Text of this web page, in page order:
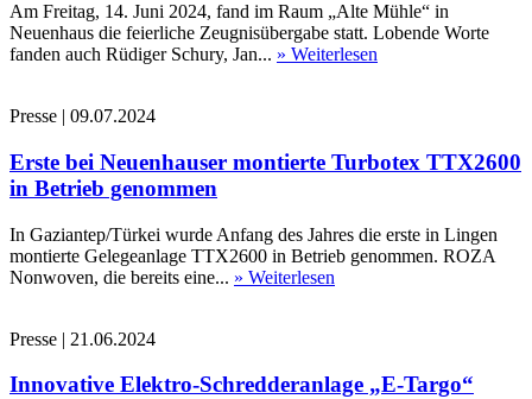
Am Freitag, 14. Juni 2024, fand im Raum „Alte Mühle“ in
Neuenhaus die feierliche Zeugnisübergabe statt. Lobende Worte
fanden auch Rüdiger Schury, Jan... » Weiterlesen
Presse | 09.07.2024
Erste bei Neuenhauser montierte Turbotex TTX2600
in Betrieb genommen
In Gaziantep/Türkei wurde Anfang des Jahres die erste in Lingen
montierte Gelegeanlage TTX2600 in Betrieb genommen. ROZA
Nonwoven, die bereits eine... » Weiterlesen
Presse | 21.06.2024
Innovative Elektro-Schredderanlage „E-Targo“